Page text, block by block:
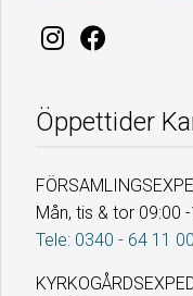
Öppettider
Mån, tis & tor 09:00
Tele: 0340 - 64 11 00